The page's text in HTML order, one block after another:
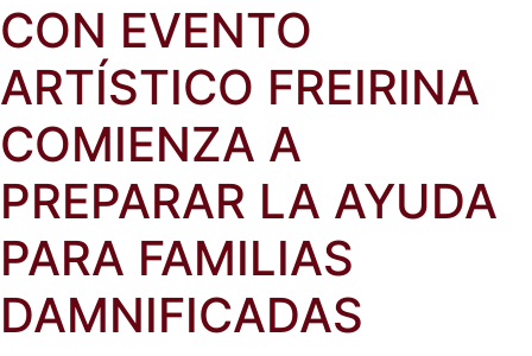
CON EVENTO
ARTÍSTICO FREIRINA
COMIENZA A
PREPARAR LA AYUDA
PARA FAMILIAS
DAMNIFICADAS